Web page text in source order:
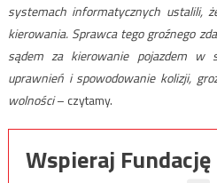
systemach informatycznych ustalili,
kierowania. Sprawca tego groźnego
sądem za kierowanie pojazdem w
uprawnień i spowodowanie kolizji,
wolności– czytamy.
Wspieraj